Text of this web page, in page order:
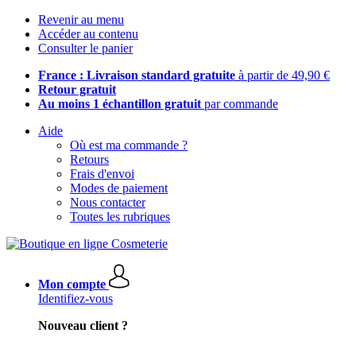
Revenir au menu
Accéder au contenu
Consulter le panier
France : Livraison standard gratuite à partir de 49,90 €
Retour gratuit
Au moins 1 échantillon gratuit par commande
Aide
Où est ma commande ?
Retours
Frais d'envoi
Modes de paiement
Nous contacter
Toutes les rubriques
Mon compte
Identifiez-vous
Nouveau client ?